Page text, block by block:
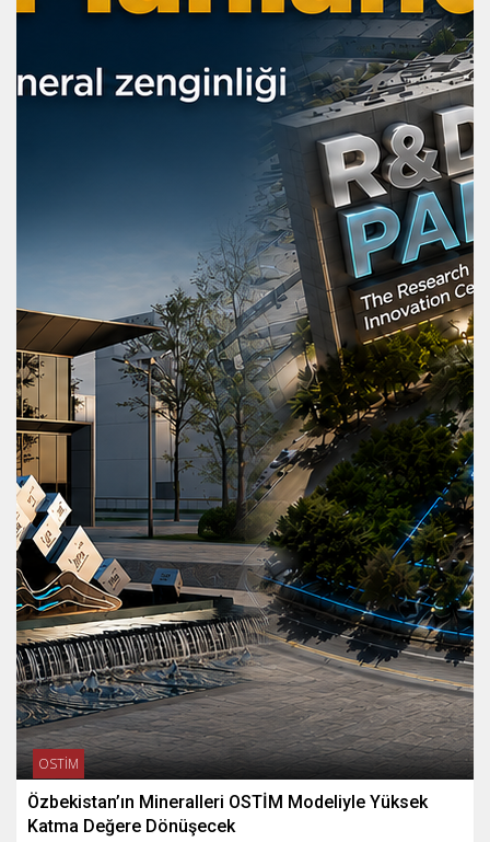
OSTİM
Özbekistan’ın Mineralleri OSTİM Modeliyle Yüksek
Katma Değere Dönüşecek